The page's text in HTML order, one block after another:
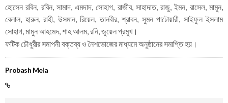
হোসেন রবিন, রবিন, সামাদ, এমদাদ, সোহাগ, রাজীব, সাহাদাত, রাজু, ইমন, রাসেল, মামুন,
বেলাল, হারুন, রাহী, উসমান, রিয়েল, তানবীর, শ্রাবন, সুমন পাটোয়ারী, সাইফুল ইসলাম
সোহাগ, মামুন আহমেদ, শাহ আলম, রনি, জুয়েল প্রমুখ।
ফটিক চৌধুরীর সমাপনী বক্তব্য ও নৈশভোজের মাধ্যমে অনুষ্ঠানের সমাপ্তি হয়।
Probash Mela